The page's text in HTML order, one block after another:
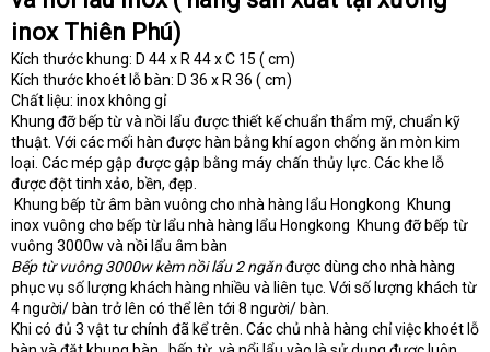
inox Thiên Phú)
Kích thước khung: D 44 x R 44 x C 15 ( cm)
Kích thước khoét lỗ bàn: D 36 x R 36 ( cm)
Chất liệu: inox không gỉ
Khung đỡ bếp từ và nồi lẩu được thiết kế chuẩn thẩm mỹ, chuẩn kỹ
thuật. Với các mối hàn được hàn bằng khí agon chống ăn mòn kim
loại. Các mép gập được gập bằng máy chấn thủy lực. Các khe lỗ
được đột tinh xảo, bền, đẹp.
Khung bếp từ âm bàn vuông cho nhà hàng lẩu Hongkong Khung
inox vuông cho bếp từ lẩu nhà hàng lẩu Hongkong Khung đỡ bếp từ
vuông 3000w và nồi lẩu âm bàn
Bếp từ vuông 3000w kèm nồi lẩu 2 ngănđược dùng cho nhà hàng
phục vụ số lượng khách hàng nhiều và liên tục. Với số lượng khách từ
4 người/ bàn trở lên có thể lên tới 8 người/ bàn.
Khi có đủ 3 vật tư chính đã kể trên. Các chủ nhà hàng chỉ việc khoét lỗ